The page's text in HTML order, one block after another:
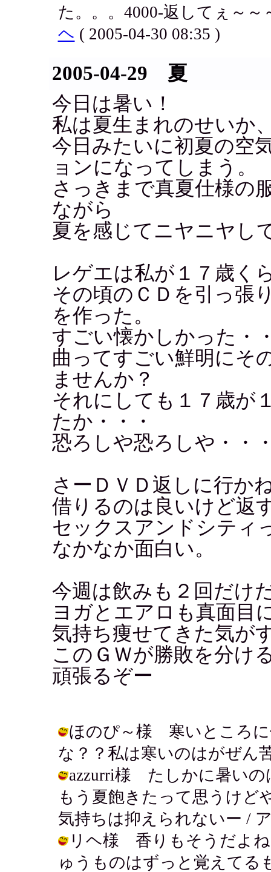
た。。。4000-返してぇ～
ヘ ( 2005-04-30 08:35 )
2005-04-29 夏
今日は暑い！
私は夏生まれのせいか
今日みたいに初夏の空
ョンになってしまう。
さっきまで真夏仕様の
ながら
夏を感じてニヤニヤし
レゲエは私が１７歳く
その頃のＣＤを引っ張
を作った。
すごい懐かしかった・
曲ってすごい鮮明にそ
ませんか？
それにしても１７歳が
たか・・・
恐ろしや恐ろしや・・
さーＤＶＤ返しに行か
借りるのは良いけど返
セックスアンドシティ
なかなか面白い。
今週は飲みも２回だけ
ヨガとエアロも真面目
気持ち痩せてきた気が
このＧＷが勝敗を分け
頑張るぞー
ほのぴ～様 寒いところ
な？？私は寒いのはがぜん
azzurri様 たしかに暑いの
もう夏飽きたって思うけど
気持ちは抑えられないー /
リヘ様 香りもそうだよね
ゅうものはずっと覚えてる